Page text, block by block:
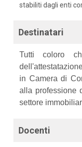
stabiliti dagli enti
Destinatari
Tutti coloro
in Camera di
alla professione
settore
Docenti